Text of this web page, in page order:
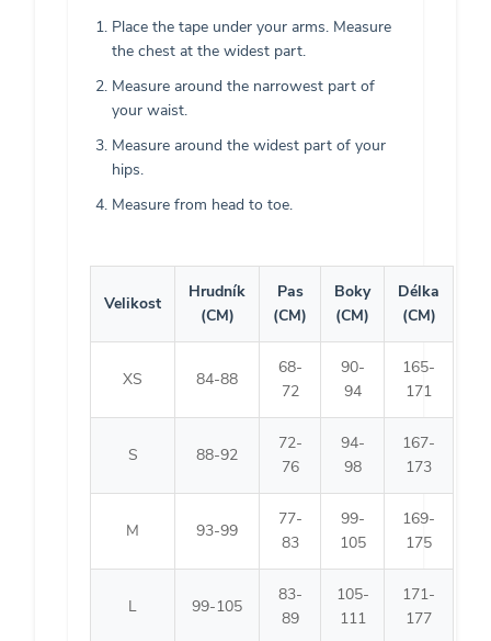
Place the tape under your arms. Measure
the chest at the widest part.
Measure around the narrowest part of
your waist.
Measure around the widest part of your
hips.
Measure from head to toe.
Velikost
Hrudník
(CM)
Pas
(CM)
Boky
(CM)
Délka
(CM)
XS 84-88
68-
72
90-
94
165-
171
S 88-92
72-
76
94-
98
167-
173
M 93-99
77-
83
99-
105
169-
175
L 99-105
83-
89
105-
111
171-
177